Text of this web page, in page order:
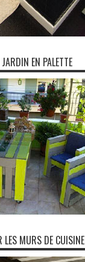
EN PALETTE
MURS DE CUISINE